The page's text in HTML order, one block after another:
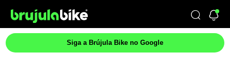
Siga a Brújula Bike no Google